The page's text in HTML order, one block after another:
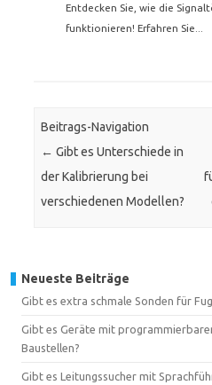
Entdecken Sie, wie die
funktionieren! Erfahren Sie...
Beitrags-Navigation
← Gibt es Unterschiede in
der Kalibrierung bei
verschiedenen Modellen?
Neueste Beiträge
Gibt es extra schmale Sonden für
Gibt es Geräte mit
Baustellen?
Gibt es Leitungssucher mit